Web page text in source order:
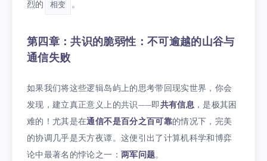
烈的 相变 。
第四章：共识的脆弱性：不可逾越的山谷与
通信失败
如果我们将这些逻辑岛屿上的思考带回现实世界，你会
发现，建立真正意义上的共识——即共有信息 ，是极其困
难的！尤其是在通信不是百分之百可靠的情况下，完美
的协调几乎是天方夜谭。这便引出了计算机科学和博弈
论中最著名的悖论之一： 两军问题。